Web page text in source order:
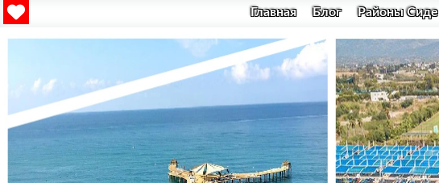
Главная Блог Районы Сиде